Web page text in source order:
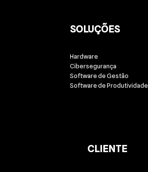
SOLUÇÕES
Hardware
Cibersegurança
Software de Gestão
Software de Produtividade
CLIENTE